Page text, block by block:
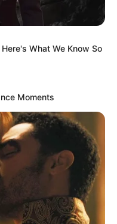
What We Know So
Moments